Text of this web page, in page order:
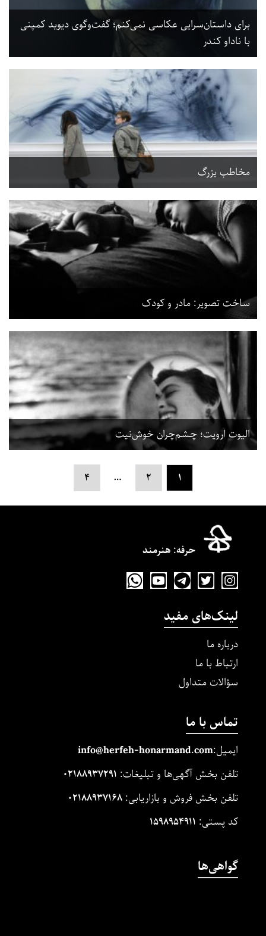
برای داستان‌سرایی عکاسی نمی‌کنم؛ گفت‌وگوی دیوید کمپنی
با ناداو کندر
مخاطب بزرگ
ساخت تصویر: مادر و کودک
الیوت ارویت؛ چشم‌چران خوش‌نیت
۱ ۲ … ۴
حرفه‌: هنرمند
لینک‌های مفید
درباره ما
ارتباط با ما
سؤالات متداول
تماس با ما
ایمیل: info@herfeh-honarmand.com
تلفن بخش آگهی‌ها و تبلیغات:
تلفن بخش فروش و بازاریابی:
کد پستی:
گواهی‌ها